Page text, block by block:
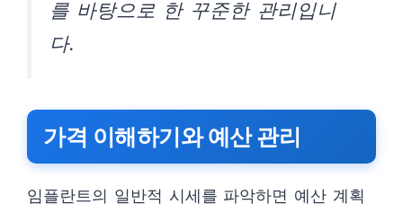
를 바탕으로 한 꾸준한 관리입니
다.
가격 이해하기와 예산 관리
임플란트의 일반적 시세를 파악하면 예산 계획